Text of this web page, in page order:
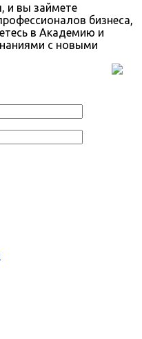
и вы займете
бизнеса,
в Академию и
с новыми